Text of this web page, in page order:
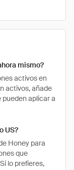
mismo?
activos en
activos, añade
aplicar a
US?
Honey para
que
lo prefieres,